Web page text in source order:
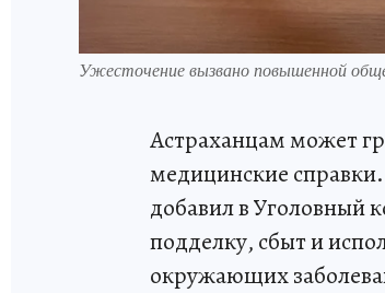
Ужесточение вызвано повышенной
Астраханцам может
медицинские
добавил в Уголовный
подделку, сбыт и
окружающих